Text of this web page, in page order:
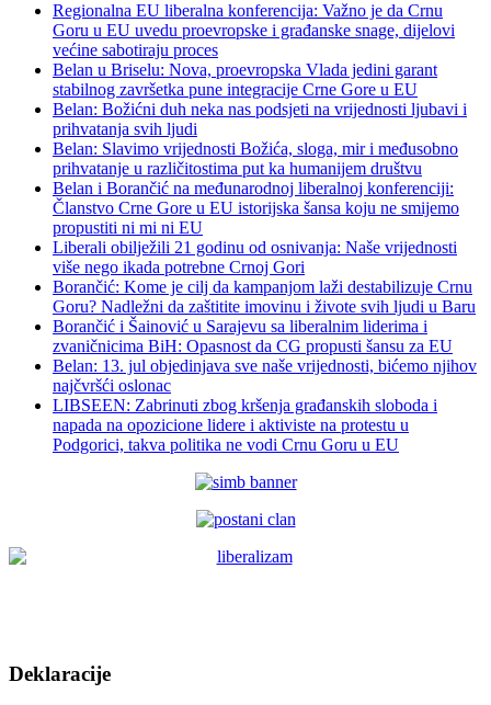
Regionalna EU liberalna konferencija: Važno je da Crnu
Goru u EU uvedu proevropske i građanske snage, dijelovi
većine sabotiraju proces
Belan u Briselu: Nova, proevropska Vlada jedini garant
stabilnog završetka pune integracije Crne Gore u EU
Belan: Božićni duh neka nas podsjeti na vrijednosti ljubavi i
prihvatanja svih ljudi
Belan: Slavimo vrijednosti Božića, sloga, mir i međusobno
prihvatanje u različitostima put ka humanijem društvu
Belan i Borančić na međunarodnoj liberalnoj konferenciji:
Članstvo Crne Gore u EU istorijska šansa koju ne smijemo
propustiti ni mi ni EU
Liberali obilježili 21 godinu od osnivanja: Naše vrijednosti
više nego ikada potrebne Crnoj Gori
Borančić: Kome je cilj da kampanjom laži destabilizuje Crnu
Goru? Nadležni da zaštitite imovinu i živote svih ljudi u Baru
Borančić i Šainović u Sarajevu sa liberalnim liderima i
zvaničnicima BiH: Opasnost da CG propusti šansu za EU
Belan: 13. jul objedinjava sve naše vrijednosti, bićemo njihov
najčvršći oslonac
LIBSEEN: Zabrinuti zbog kršenja građanskih sloboda i
napada na opozicione lidere i aktiviste na protestu u
Podgorici, takva politika ne vodi Crnu Goru u EU
Deklaracije